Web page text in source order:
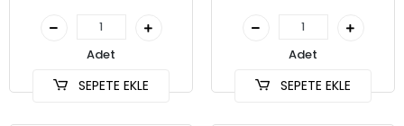
Adet
SEPETE EKLE
Adet
SEPETE EKLE